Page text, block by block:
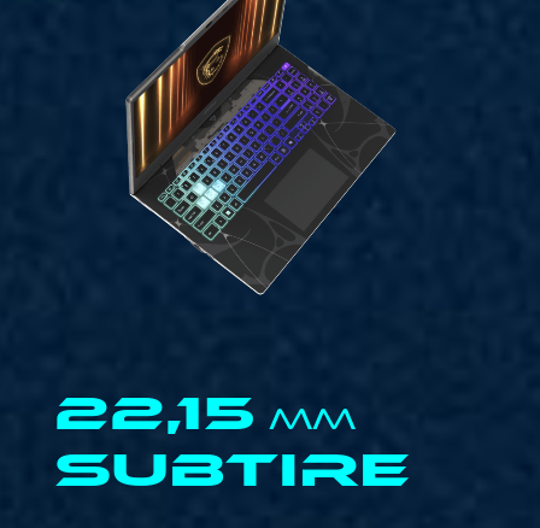
22,15 MM
SUBTIRE